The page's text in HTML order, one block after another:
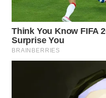
WN
SAMOSIR
WN
PADANG